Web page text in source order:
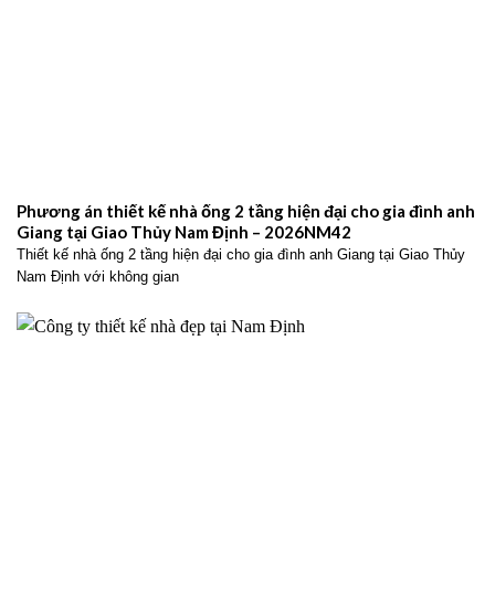
Phương án thiết kế nhà ống 2 tầng hiện đại cho gia đình anh
Giang tại Giao Thủy Nam Định – 2026NM42
Thiết kế nhà ống 2 tầng hiện đại cho gia đình anh Giang tại Giao Thủy
Nam Định với không gian